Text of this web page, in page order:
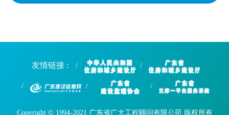
友情链接 :
Copyright © 1994-2021 广东省广大工程顾问有限公司 版权所有